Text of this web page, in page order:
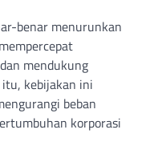
benar menurunkan
mendukung
kebijakan ini
beban
korporasi